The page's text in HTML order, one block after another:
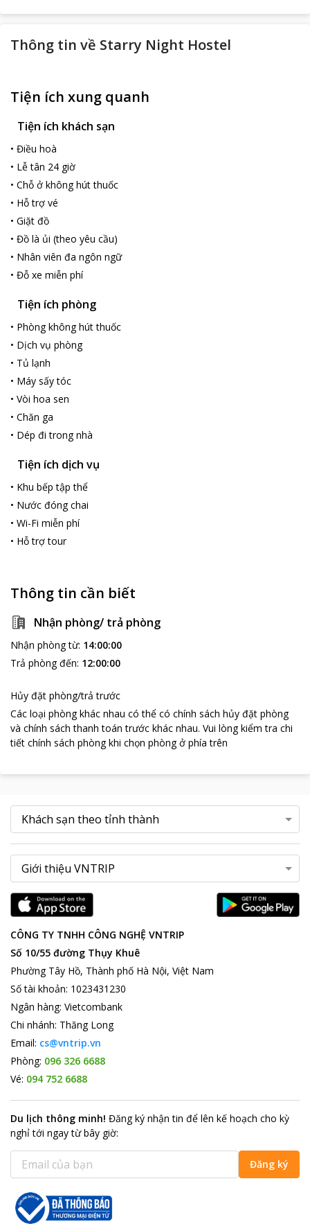
Thông tin về Starry Night Hostel
Tiện ích xung quanh
Tiện ích khách sạn
• Điều hoà
• Lễ tân 24 giờ
• Chỗ ở không hút thuốc
• Hỗ trợ vé
• Giặt đồ
• Đồ là ủi (theo yêu cầu)
• Nhân viên đa ngôn ngữ
• Đỗ xe miễn phí
Tiện ích phòng
• Phòng không hút thuốc
• Dịch vụ phòng
• Tủ lạnh
• Máy sấy tóc
• Vòi hoa sen
• Chăn ga
• Dép đi trong nhà
Tiện ích dịch vụ
• Khu bếp tập thể
• Nước đóng chai
• Wi-Fi miễn phí
• Hỗ trợ tour
Thông tin cần biết
Nhận phòng/ trả phòng
Nhận phòng từ: 14:00:00
Trả phòng đến: 12:00:00
Hủy đặt phòng/trả trước
Các loại phòng khác nhau có thể có chính sách hủy đặt phòng
và chính sách thanh toán trước khác nhau. Vui lòng kiểm tra chi
tiết chính sách phòng khi chọn phòng ở phía trên
CÔNG TY TNHH CÔNG NGHỆ VNTRIP
Số 10/55 đường Thụy Khuê
Phường Tây Hồ, Thành phố Hà Nội, Việt Nam
Số tài khoản: 1023431230
Ngân hàng: Vietcombank
Chi nhánh: Thăng Long
Email: cs@vntrip.vn
Phòng: 096 326 6688
Vé: 094 752 6688
Du lịch thông minh! Đăng ký nhận tin để lên kế hoạch cho kỳ
nghỉ tới ngay từ bây giờ:
Đăng ký